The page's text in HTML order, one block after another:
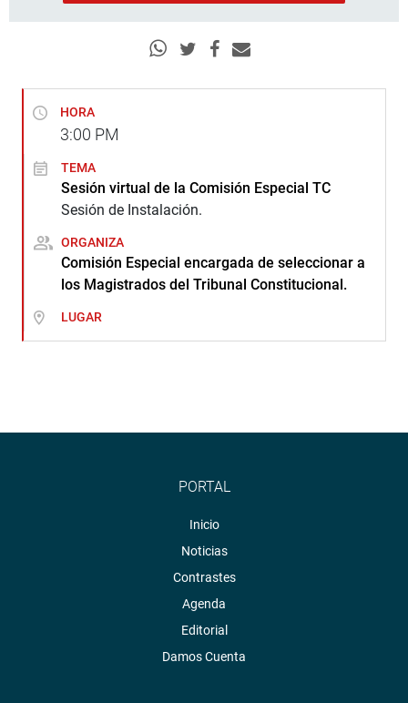
HORA
3:00 PM
TEMA
Sesión virtual de la Comisión Especial TC
Sesión de Instalación.
ORGANIZA
Comisión Especial encargada de seleccionar a
los Magistrados del Tribunal Constitucional.
LUGAR
PORTAL
Inicio
Noticias
Contrastes
Agenda
Editorial
Damos Cuenta